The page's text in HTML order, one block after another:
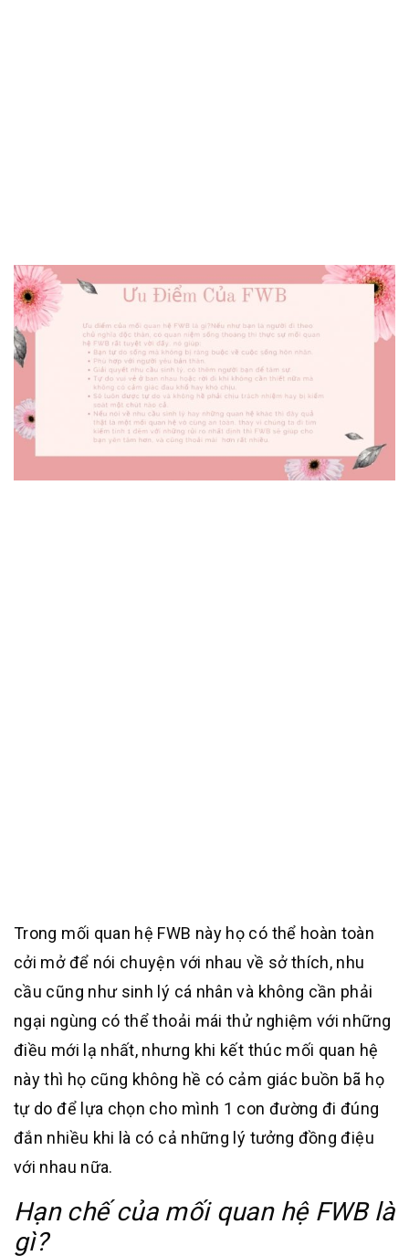
Trong mối quan hệ FWB này họ có thể hoàn toàn
cởi mở để nói chuyện với nhau về sở thích, nhu
cầu cũng như sinh lý cá nhân và không cần phải
ngại ngùng có thể thoải mái thử nghiệm với những
điều mới lạ nhất, nhưng khi kết thúc mối quan hệ
này thì họ cũng không hề có cảm giác buồn bã họ
tự do để lựa chọn cho mình 1 con đường đi đúng
đắn nhiều khi là có cả những lý tưởng đồng điệu
với nhau nữa.
Hạn chế của mối quan hệ FWB là
gì?